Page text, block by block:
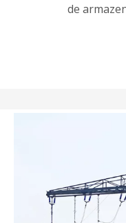
de